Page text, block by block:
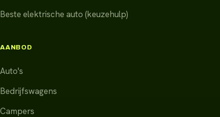
Beste elektrische auto (keuzehulp)
AANBOD
Auto's
Bedrijfswagens
Campers